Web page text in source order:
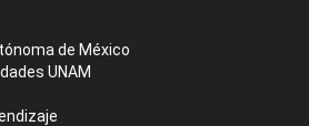
de México
UNAM